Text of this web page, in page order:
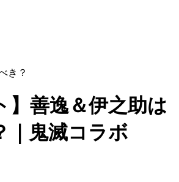
き？
】善逸＆伊之助は
｜鬼滅コラボ